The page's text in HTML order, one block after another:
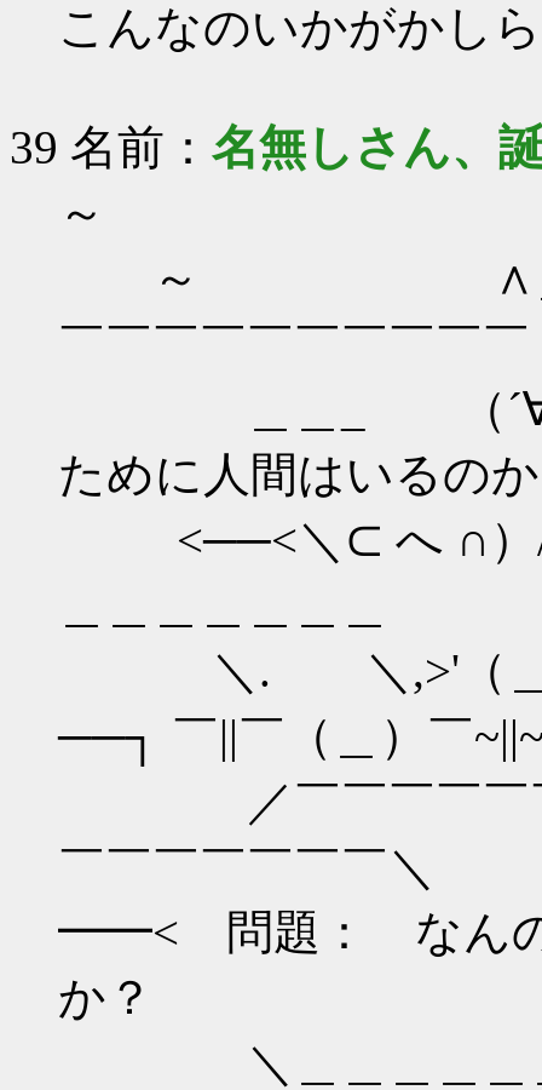
こんなのいかがかし
39 名前： 名無しさん、
～
～ ∧＿∧＿
￣￣￣￣￣￣￣￣￣￣
＿＿_ （´∀｀ ,
ために人間はいるの
<──<＼⊂ へ ∩）
＼. ＼,>'（＿）
──┐ ￣||￣（＿）￣
／￣￣￣￣￣￣
￣￣￣￣￣￣￣＼
━━< 問題： なんの
か
＼＿＿＿＿＿＿